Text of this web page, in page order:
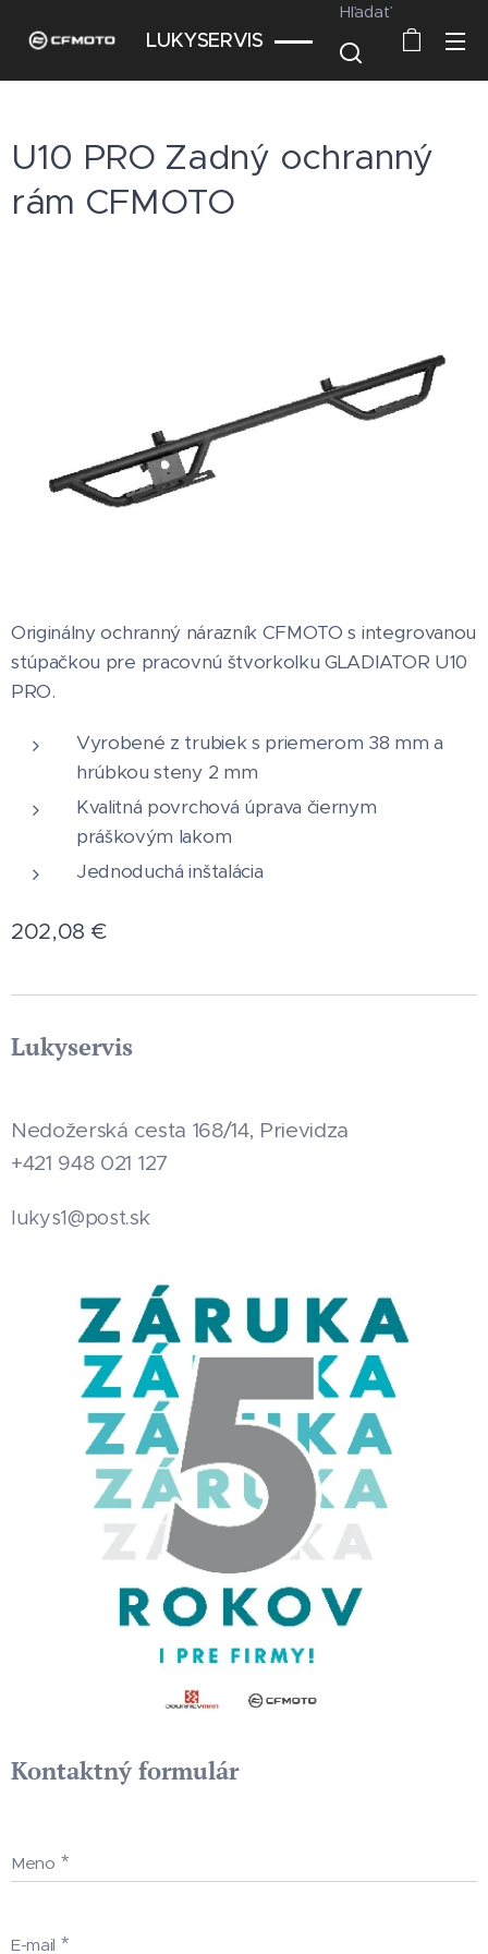
LUKYSERVIS
Hľadať
U10 PRO Zadný ochranný
rám CFMOTO
Originálny ochranný nárazník CFMOTO s integrovanou
stúpačkou pre pracovnú štvorkolku GLADIATOR U10
PRO.
Vyrobené z trubiek s priemerom 38 mm a
hrúbkou steny 2 mm
Kvalitná povrchová úprava čiernym
práškovým lakom
Jednoduchá inštalácia
202,08 €
Lukyservis
Nedožerská cesta 168/14, Prievidza
+421 948 021 127
lukys1@post.sk
Kontaktný formulár
Meno
E-mail